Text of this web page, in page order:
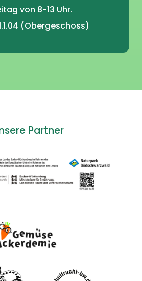
von 8-13 Uhr.
(Obergeschoss)
Partner